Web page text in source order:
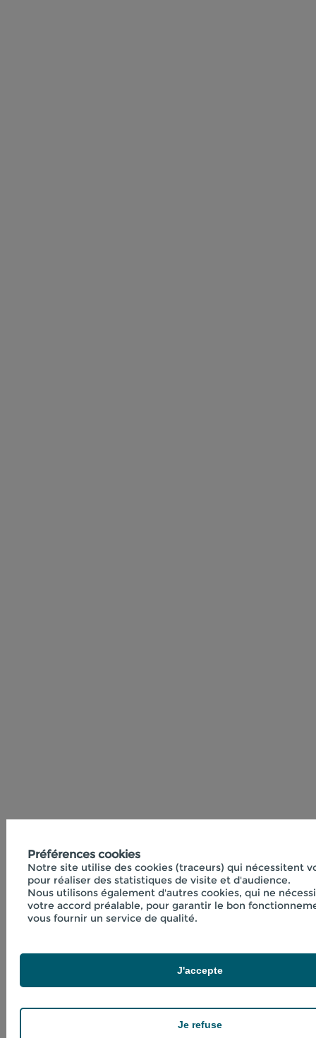
Préférences cookies
Notre site utilise des cookies (traceurs) qui nécessitent
pour réaliser des statistiques de visite et d'audience.
Nous utilisons également d'autres cookies, qui ne
votre accord préalable, pour garantir le bon
vous fournir un service de qualité.
Je refuse
J'accepte